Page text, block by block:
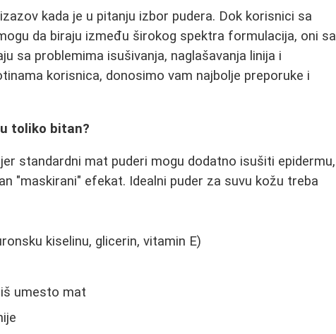
kada je u pitanju izbor pudera. Dok korisnici sa
da biraju između širokog spektra formulacija, oni sa
sa problemima isušivanja, naglašavanja linija i
korisnica, donosimo vam najbolje preporuke i
toliko bitan?
standardni mat puderi mogu dodatno isušiti epidermu,
"maskirani" efekat. Idealni puder za suvu kožu treba
kiselinu, glicerin, vitamin E)
umesto mat